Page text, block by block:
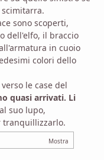
sono scoperti,
dell'elfo, il braccio
in cuoio
colori dello
le case del
quasi arrivati. Li
suo lupo,
tranquillizzarlo.